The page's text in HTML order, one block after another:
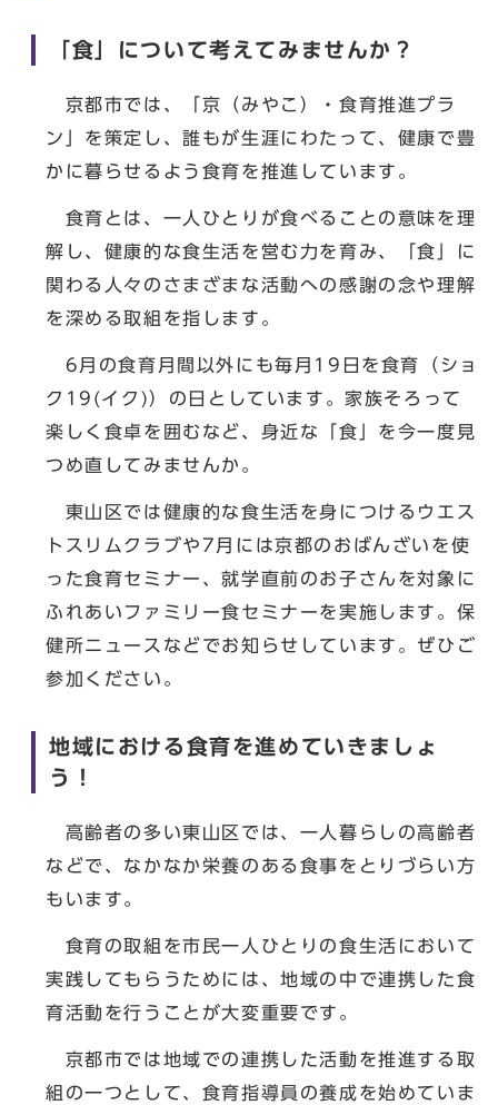
「食」について考えてみませんか？
京都市では、「京（みやこ）・食育推進プラ
ン」を策定し、誰もが生涯にわたって、健康で豊
かに暮らせるよう食育を推進しています。
食育とは、一人ひとりが食べることの意味を理
解し、健康的な食生活を営む力を育み、「食」に
関わる人々のさまざまな活動への感謝の念や理解
を深める取組を指します。
6月の食育月間以外にも毎月19日を食育（ショ
ク19(イク)）の日としています。家族そろって
楽しく食卓を囲むなど、身近な「食」を今一度見
つめ直してみませんか。
東山区では健康的な食生活を身につけるウエス
トスリムクラブや7月には京都のおばんざいを使
った食育セミナー、就学直前のお子さんを対象に
ふれあいファミリー食セミナーを実施します。保
健所ニュースなどでお知らせしています。ぜひご
参加ください。
地域における食育を進めていきましょ
う！
高齢者の多い東山区では、一人暮らしの高齢者
などで、なかなか栄養のある食事をとりづらい方
もいます。
食育の取組を市民一人ひとりの食生活において
実践してもらうためには、地域の中で連携した食
育活動を行うことが大変重要です。
京都市では地域での連携した活動を推進する取
組の一つとして、食育指導員の養成を始めていま